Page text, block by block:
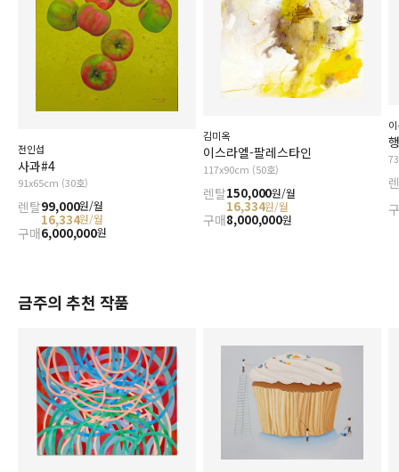
전인섭
사과#4
91x65cm (30호)
렌탈99,000원/월
16,334원/월
구매6,000,000원
김미옥
이스라엘-팔레스타인
117x90cm (50호)
렌탈150,000원/월
16,334원/월
구매8,000,000원
금주의 추천 작품